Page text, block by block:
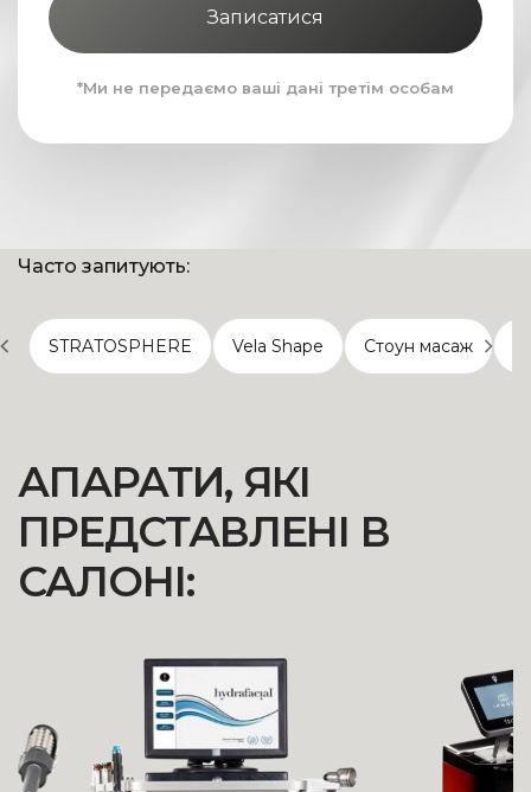
Записатися
*Ми не передаємо ваші дані третім особам
Часто запитують:
STRATOSPHERE Vela Shape Стоун масаж
АПАРАТИ, ЯКІ
ПРЕДСТАВЛЕНІ В
САЛОНІ: